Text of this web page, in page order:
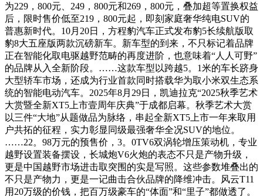
为229，800元、249，800元和269，800元，叠加超等置换权益
后，限时售价低至219，800元起，即刻家庭奢华纯电SUV的
普惠新时代。10月20日，方程豹汽车正式发布豹5长续航版取
豹8大五座版两款沉磅新车。新车型的到来，不只标记着品牌
正在智能化取电驱越野范畴的再度进阶，也意味着“人人可野”
的品牌从入全新阶段。……这款车型以跨越5。1米的车长跻身
大型轿车市场，还成为​​行业首款同时搭载华为取小米双生态​​系
统的智能电动汽车。2025年8月29日，凯迪拉克“2025秋季艺术
大赏暨全新XT5上市壹周年庆典”于成都启幕。秋季艺术大赏
以三件“大地”从题做品为脉络，串起全新XT5上市一年来取用
户共拓的征程，实力彰显同级最强奢华全况SUV的地位。
……22。98万元的预售价，3。0TV6双涡轮增压策动机，专业
越野设置装备摆设，长城炮V6火炮的表态不只是产物升级，
更是中国越野市场进击取突围的实是写照。这些参数堆叠出的
不只是产物力，更是一记曲击合伙品牌的降维冲击。风云T11
用20万级的价钱，把百万级豪车的“体面”和“里子”都做透了。